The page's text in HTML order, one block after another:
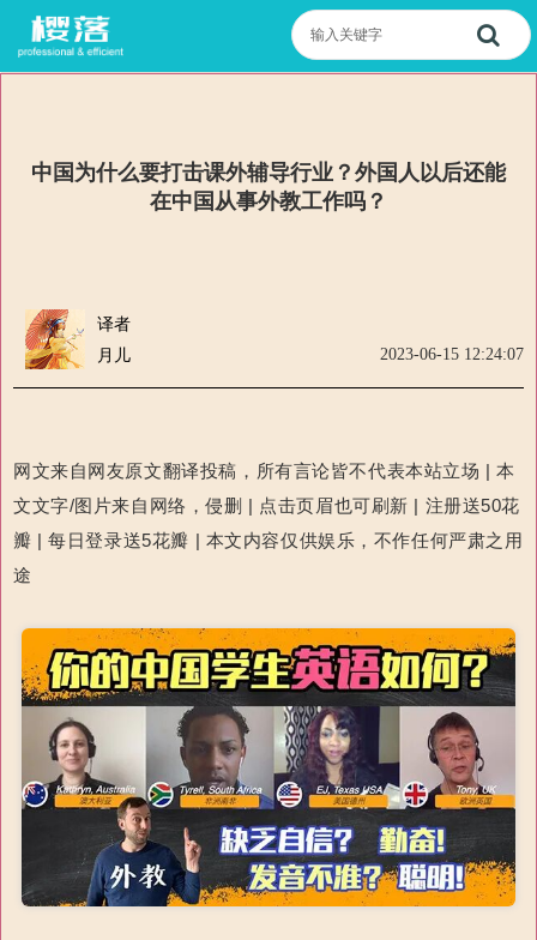
中国为什么要打击课外辅导行业？外国人以后还能
在中国从事外教工作吗？
译者
月儿
2023-06-15 12:24:07
网文来自网友原文翻译投稿，所有言论皆不代表本站立场 | 本
文文字/图片来自网络，侵删 | 点击页眉也可刷新 | 注册送50花
瓣 | 每日登录送5花瓣 | 本文内容仅供娱乐，不作任何严肃之用
途